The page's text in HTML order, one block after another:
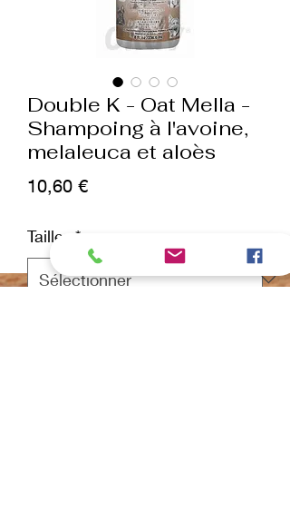
Double K - Oat Mella -
Shampoing à l'avoine,
melaleuca et aloès
10,60 €Prix
Tailles *